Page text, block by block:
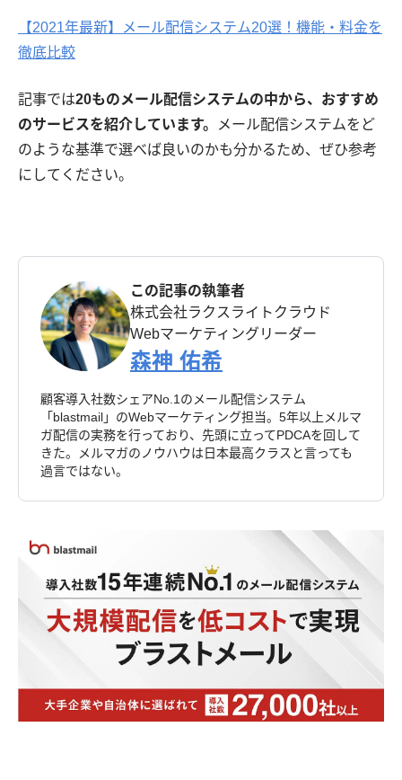
【2021年最新】メール配信システム20選！機能・料金を
徹底比較
記事では20ものメール配信システムの中から、おすすめ
のサービスを紹介しています。
メール配信システムをど
のような基準で選べば良いのかも分かるため、ぜひ参考
にしてください。
この記事の執筆者
株式会社ラクスライトクラウド
Webマーケティングリーダー
森神 佑希
顧客導入社数シェアNo.1のメール配信システム
「blastmail」のWebマーケティング担当。5年以上メルマ
ガ配信の実務を行っており、先頭に立ってPDCAを回して
きた。メルマガのノウハウは日本最高クラスと言っても
過言ではない。